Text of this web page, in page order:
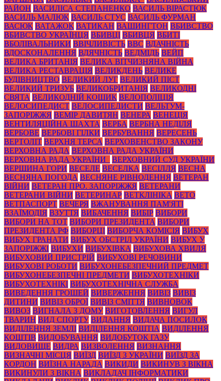
РАЙОН ВАСИЛІСА СТЕПАНЕНКО ВАСИЛЬ ВІРАСТЮК
ВАСИЛЬ МАЛЮК ВАСИЛЬ СТУС ВАСИЛЬ ФУРМАН
ВАСЮК ВАТАЖОК ВАТИКАН ВАШИНГТОН ВБИВСТВО
ВБИВСТВО УКРАЇНЦЯ ВБИВЦІ ВБИВЦЯ ВБИТІ
ВБОЛІВАЛЬНИКИ ВВІЧЛИВІСТЬ ВВС ВДАЧНІСТЬ
ВДОСКОНАЛЕННЯ ВДЯЧНІСТЬ ВЕДМІДЬ ВЕЙП
ВЕЛИКА БРИТАНІЯ ВЕЛИКА ВІТЧИЗНЯНА ВІЙНА
ВЕЛИКА РЕСТАВРАЦІЯ ВЕЛИКДЕНЬ ВЕЛИКЕ
БУДІВНИЦТВО ВЕЛИКИЙ ЛУГ ВЕЛИКИЙ ПІСТ
ВЕЛИКИЙ ТРИЗУБ ВЕЛИКОБРИТАНІЯ ВЕЛИКОДНІ
СВЯТА ВЕЛИКОДНІЙ КОШИК ВЕЛОПОЛІЦІЯ
ВЕЛОСИПЕДИСТ ВЕЛОСИПЕДИСТИ ВЕЛЬТУМ-
ЗАПОРІЖЖЯ ВЕМІР ДАВИТЯН ВЕНЕРА ВЕНЕЦІЯ
ВЕНТИЛЯЦІЙНА ШАХТА ВЕРБА ВЕРБНА НЕДІЛЯ
ВЕРБОВЕ ВЕРБОВІ ГІЛКИ ВЕРБУВАННЯ ВЕРЕСЕНЬ
ВЕРТОЛІТ ВЕРХНЯ ТЕРСА ВЕРХОВЕНСТВО ЗАКОНУ
ВЕРХОВНА РАДА ВЕРХОВНА РАДА УКРАЇНИ
ВЕРХОВНА РАДА УКРАЇНИ_
ВЕРХОВНИЙ СУД УКРАЇНИ
ВЕРШИНА ГОРИ ВЕСЕЛЕ ВЕСЕЛКА ВЕСІЛЛЯ ВЕСНА
ВЕСНЯНА ПОГОДА ВЕСНЯНЕ РІВНОДЕННЯ ВЕТЕРАН
ВІЙНИ ВЕТЕРАН ПРО. ЗАПОРІЖЖЯ ВЕТЕРАНИ
ВЕТЕРАНИ ВІЙНИ ВЕТЕРИНАР ВЕТКЛІНІКА ВЕТО
ВЕТПАСПОРТ ВЕЧЕРЯ ВЖАНУВАННЯ ПАМ'ЯТІ
ВЗАЇМОДІЯ ВЗУТТЯ ВИБАЧЕННЯ ВИБІР ВИБОРИ
ВИБОРИ НА ТОТ ВИБОРИ ПРЕЗИДЕНТА ВИБОРИ
ПРЕЗИДЕНТА РФ ВИБОРЦІ ВИБОРЧА КОМІСІЯ ВИБУХ
ВИБУХ ГРАНАТИ ВИБУХ ОБСТРІЛ УКРАЇНИ ВИБУХ У
ЗАПОРІЖЖІ ВИБУХИ ВИБУХІВКА ВИБУХОВА ХВИЛЯ
ВИБУХОВИЙ ПРИСТРІЙ ВИБУХОВІ РЕЧОВИНИ
ВИБУХОВІ РОБОТИ ВИБУХОНЕБЕЗПЕЧНИЙ ПРЕДМЕТ
ВИБУХОНЕБЕЗПЕЧНІ ПРЕДМЕТИ ВИБУХОТЕХНІКИ
ВИБУХОТЕХНІКІ ВИБУХОТЕХНІЧНА СЛУЖБА
ВИВЕДЕННЯ ГРОШЕЙ ВИВЕРЖЕННЯ ВИВІЗ ВИВІЗ
ДИТИНИ ВИВІЗ ОБРОЇ ВИВІЗ СМІТТЯ ВИВНОВОК
ВИВОЗ ВИГНАЛА З ДОМУ ВИГОТОВЛЕННЯ ВИГУЛ
ТВАРИН ВИД СПОРТУ ВИДАННЯ ВИДАЧА ПОСИЛОК
ВИДІЛЕННЯ ЗЕМЛІ ВИДІЛЕННЯ КОШТІА ВИДІЛЕННЯ
КОШТІВ ВИДОБУВАННЯ ВИДОБУТОК ГАЗУ
ВИДОВИЩЕ ВИДРА ВИЗВОЛЕННЯ ВИЗНАННЯ
ВИЗНАЧНІ МІСЦЯ ВИЇЗД ВИЇЗД З УКРАЇНИ ВИЇЗД ЗА
КОРДОН ВИЇЗНА НАРАДА ВИКИДИ ВИКИНУВ З ВІКНА
ВИКИНУЛИ З ВІКНА ВИКЛАДАЧ ІНФОРМАТИКИ